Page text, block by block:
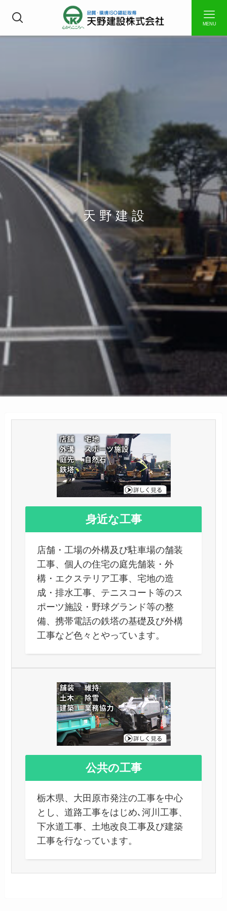
MENU
天 野 建 設
身近な工事
店舗・工場の外構及び駐車場の舗装
工事、個人の住宅の庭先舗装・外
構・エクステリア工事、宅地の造
成・排水工事、テニスコート等のス
ポーツ施設・野球グランド等の整
備、携帯電話の鉄塔の基礎及び外構
工事など色々とやっています。
公共の工事
栃木県、大田原市発注の工事を中心
とし、道路工事をはじめ､河川工事、
下水道工事、土地改良工事及び建築
工事を行なっています。